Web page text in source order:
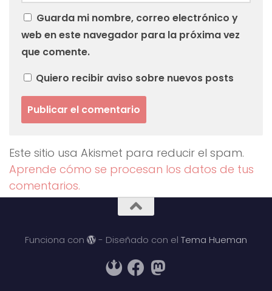
Guarda mi nombre, correo electrónico y
web en este navegador para la próxima vez
que comente.
Quiero recibir aviso sobre nuevos posts
Este sitio usa Akismet para reducir el spam.
Aprende cómo se procesan los datos de tus
comentarios.
Funciona con - Diseñado con el Tema Hueman